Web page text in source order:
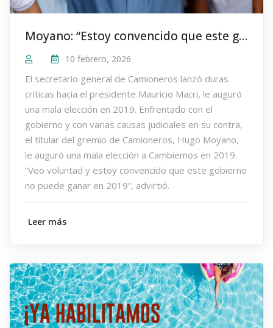
Moyano: “Estoy convencido que este gobierno no puede ganar en 2019”
10 febrero, 2026
El secretario general de Camioneros lanzó duras
críticas hacia el presidente Mauricio Macri, le auguró
una mala elección en 2019. Enfrentado con el
gobierno y con varias causas judiciales en su contra,
el titular del gremio de Camioneros, Hugo Moyano,
le auguró una mala elección a Cambiemos en 2019.
“Veo voluntad y estoy convencido que este gobierno
no puede ganar en 2019”, advirtió.
Leer más